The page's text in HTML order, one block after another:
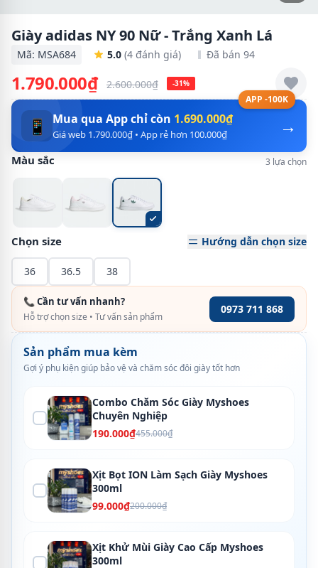
Giày adidas NY 90 Nữ - Trắng Xanh Lá
Mã: MSA684 5.0 (4 đánh giá) Đã bán 94
1.790.000₫ 2.600.000₫ -31%
APP -100K
→
📱 Mua qua App chỉ còn 1.690.000₫
Giá web 1.790.000₫ • App rẻ hơn 100.000₫
Màu sắc 3 lựa chọn
Chọn size Hướng dẫn chọn size
36 36.5 38
📞 Cần tư vấn nhanh?
Hỗ trợ chọn size • Tư vấn sản phẩm
0973 711 868
Sản phẩm mua kèm
Gợi ý phụ kiện giúp bảo vệ và chăm sóc đôi giày tốt hơn
Combo Chăm Sóc Giày Myshoes
Chuyên Nghiệp
190.000₫455.000₫
Xịt Bọt ION Làm Sạch Giày Myshoes
300ml
99.000₫200.000₫
Xịt Khử Mùi Giày Cao Cấp Myshoes
300ml